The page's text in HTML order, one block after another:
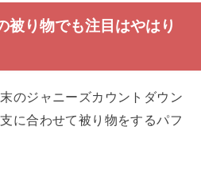
被り物でも注目はやはり
のジャニーズカウントダウン
に合わせて被り物をするパフ